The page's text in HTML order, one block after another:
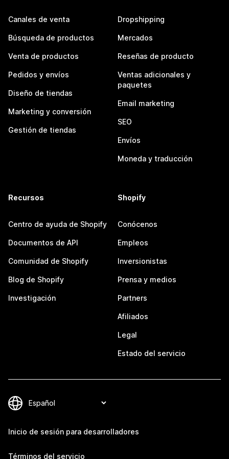
Canales de venta
Búsqueda de productos
Venta de productos
Pedidos y envíos
Diseño de tiendas
Marketing y conversión
Gestión de tiendas
Dropshipping
Mercados
Reseñas de producto
Ventas adicionales y
paquetes
Email marketing
SEO
Envíos
Moneda y traducción
Recursos
Centro de ayuda de Shopify
Documentos de API
Comunidad de Shopify
Blog de Shopify
Investigación
Shopify
Conócenos
Empleos
Inversionistas
Prensa y medios
Partners
Afiliados
Legal
Estado del servicio
Inicio de sesión para desarrolladores
Términos del servicio